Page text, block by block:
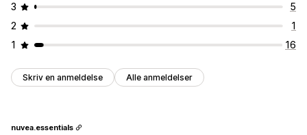
3
5
2
1
1
16
Skriv en anmeldelse Alle anmeldelser
nuvea.essentials